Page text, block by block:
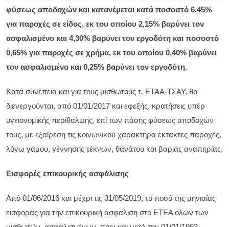
φύσεως αποδοχών και κατανέμεται κατά ποσοστό 6,45%
για παροχές σε είδος, εκ του οποίου 2,15% βαρύνει τον
ασφαλισμένο και 4,30% βαρύνει τον εργοδότη και ποσοστό
0,65% για παροχές σε χρήμα, εκ του οποίου 0,40% βαρύνει
τον ασφαλισμένο και 0,25% βαρύνει τον εργοδότη.
Κατά συνέπεια και για τους μισθωτούς τ. ΕΤΑΑ-ΤΣΑΥ, θα
διενεργούνται, από 01/01/2017 και εφεξής, κρατήσεις υπέρ
υγειονομικής περίθαλψης, επί των πάσης φύσεως αποδοχών
τους, με εξαίρεση τις κοινωνικού χαρακτήρα έκτακτες παροχές,
λόγω γάμου, γέννησης τέκνων, θανάτου και βαριάς αναπηρίας.
Εισφορές επικουρικής ασφάλισης
Από 01/06/2016 και μέχρι τις 31/05/2019, το ποσό της μηνιαίας
εισφοράς για την επικουρική ασφάλιση στο ΕΤΕΑ όλων των